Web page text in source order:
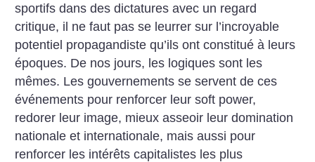
sportifs dans des dictatures avec un regard
critique, il ne faut pas se leurrer sur l’incroyable
potentiel propagandiste qu’ils ont constitué à leurs
époques. De nos jours, les logiques sont les
mêmes. Les gouvernements se servent de ces
événements pour renforcer leur soft power,
redorer leur image, mieux asseoir leur domination
nationale et internationale, mais aussi pour
renforcer les intérêts capitalistes les plus